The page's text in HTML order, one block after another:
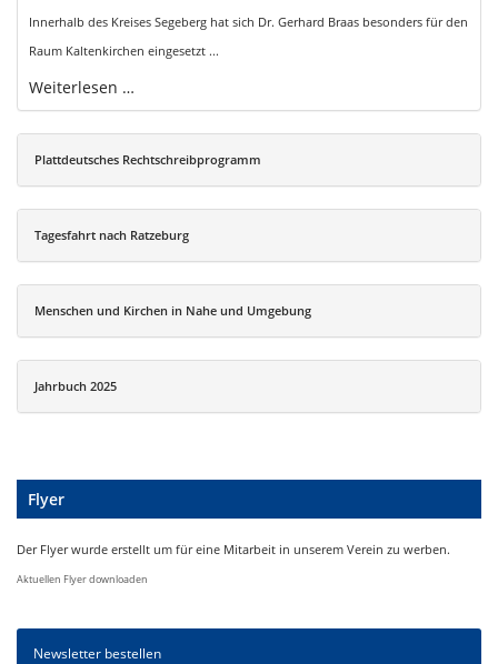
Innerhalb des Kreises Segeberg hat sich Dr. Gerhard Braas besonders für den
Raum Kaltenkirchen eingesetzt ...
Weiterlesen …
Plattdeutsches Rechtschreibprogramm
Tagesfahrt nach Ratzeburg
Menschen und Kirchen in Nahe und Umgebung
Jahrbuch 2025
Flyer
Der Flyer wurde erstellt um für eine Mitarbeit in unserem Verein zu werben.
Aktuellen Flyer downloaden
Newsletter bestellen